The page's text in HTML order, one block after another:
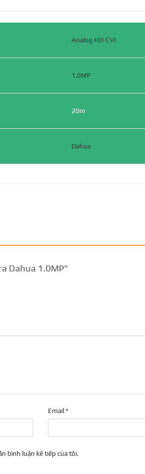
Analog HD-CVI
1.0MP
20m
Dahua
Dahua 1.0MP”
Email*
bình luận kế tiếp của tôi.